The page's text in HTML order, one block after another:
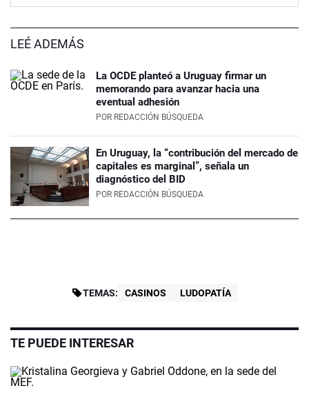
LEÉ ADEMÁS
La OCDE planteó a Uruguay firmar un
memorando para avanzar hacia una
eventual adhesión
POR REDACCIÓN BÚSQUEDA
En Uruguay, la “contribución del mercado de
capitales es marginal”, señala un
diagnóstico del BID
POR REDACCIÓN BÚSQUEDA
TEMAS: CASINOS LUDOPATÍA
TE PUEDE INTERESAR